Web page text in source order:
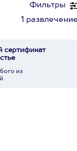
Фильтры
1
сертификат
из